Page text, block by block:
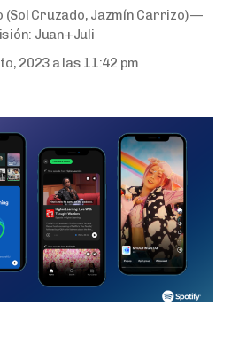
(Sol Cruzado, Jazmín Carrizo) —
Juan+Juli
2023 a las 11:42 pm